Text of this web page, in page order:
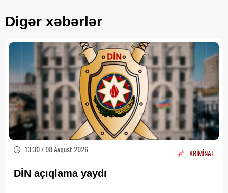
Digər xəbərlər
13:30 / 08 Avqust 2026 KRİMİNAL
DİN açıqlama yaydı